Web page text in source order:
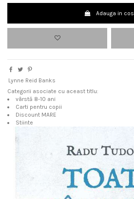
Adauga in cos
Lynne Reid Banks
Categorii asociate cu aceast titlu:
vârstă 8-10 ani
Carti pentru copii
Discount MARE
Stiinte